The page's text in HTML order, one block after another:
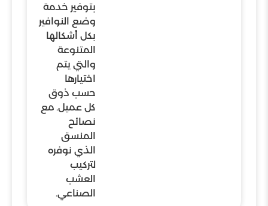
بتوفير خدمة
وضع النوافير
بكل أشكالها
المتنوعة
والتي يتم
اختيارها
حسب ذوق
كل عميل. مع
نصائح
المنسق
الذي نوفره
لتركيب
العشب
الصناعي.